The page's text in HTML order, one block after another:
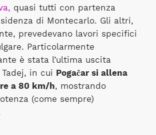
quasi tutti con partenza
di Montecarlo. Gli altri,
prevedevano lavori specifici
Particolarmente
è stata l’ultima uscita
in cui Pogačar si allena
a 80 km/h, mostrando
(come sempre)